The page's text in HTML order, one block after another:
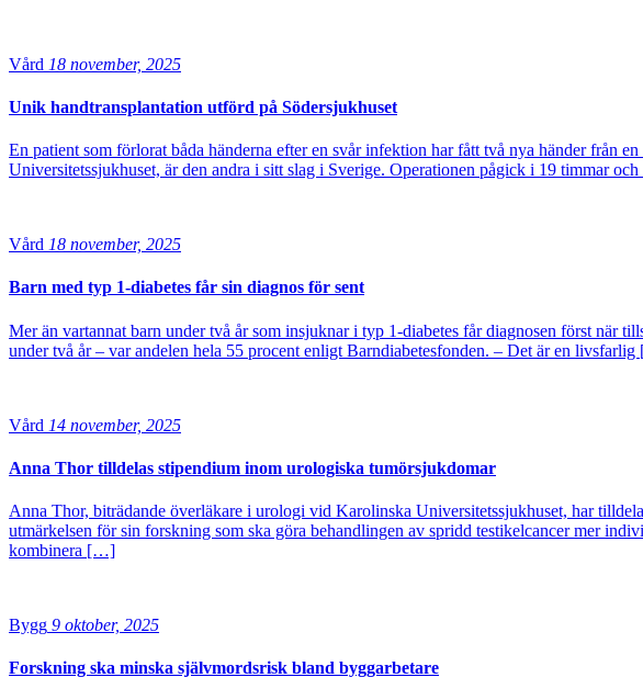
Vård 18 november, 2025
Unik handtransplantation utförd på Södersjukhuset
En patient som förlorat båda händerna efter en svår infektion har fått två nya händer från
Universitetssjukhuset, är den andra i sitt slag i Sverige. Operationen pågick i 19 timmar
Vård 18 november, 2025
Barn med typ 1-diabetes får sin diagnos för sent
Mer än vartannat barn under två år som insjuknar i typ 1-diabetes får diagnosen först när
under två år – var andelen hela 55 procent enligt Barndiabetesfonden. – Det är en
Vård 14 november, 2025
Anna Thor tilldelas stipendium inom urologiska tumörsjukdomar
Anna Thor, biträdande överläkare i urologi vid Karolinska Universitetssjukhuset, har
utmärkelsen för sin forskning som ska göra behandlingen av spridd testikelcancer mer
kombinera […]
Bygg 9 oktober, 2025
Forskning ska minska självmordsrisk bland byggarbetare